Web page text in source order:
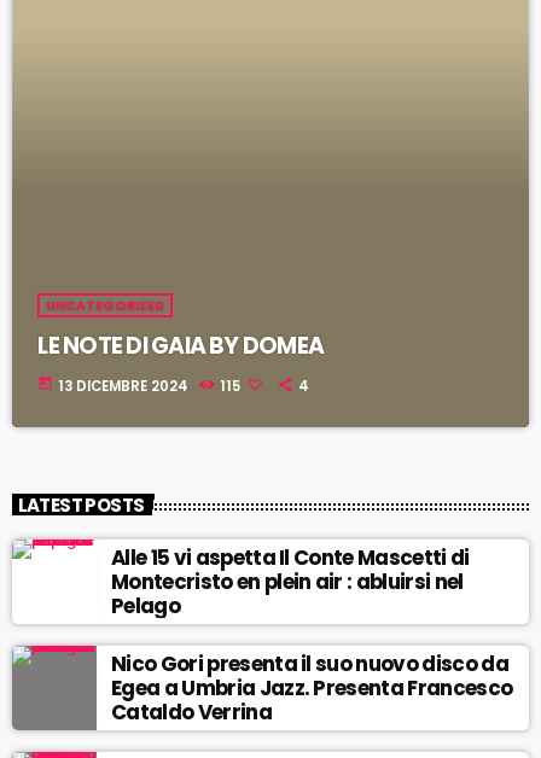
UNCATEGORIZED
LE NOTE DI GAIA BY DOMEA
today 13 DICEMBRE 2024 115 4
LATEST POSTS
Alle 15 vi aspetta Il Conte Mascetti di
Montecristo en plein air : abluirsi nel
Pelago
Nico Gori presenta il suo nuovo disco da
Egea a Umbria Jazz. Presenta Francesco
Cataldo Verrina